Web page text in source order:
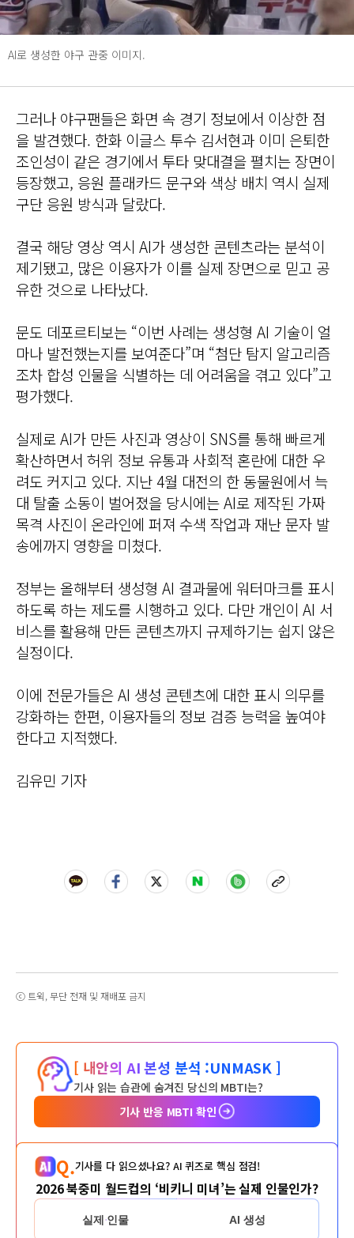
AI로 생성한 야구 관중 이미지.
그러나 야구팬들은 화면 속 경기 정보에서 이상한 점
을 발견했다. 한화 이글스 투수 김서현과 이미 은퇴한
조인성이 같은 경기에서 투타 맞대결을 펼치는 장면이
등장했고, 응원 플래카드 문구와 색상 배치 역시 실제
구단 응원 방식과 달랐다.
결국 해당 영상 역시 AI가 생성한 콘텐츠라는 분석이
제기됐고, 많은 이용자가 이를 실제 장면으로 믿고 공
유한 것으로 나타났다.
문도 데포르티보는 “이번 사례는 생성형 AI 기술이 얼
마나 발전했는지를 보여준다”며 “첨단 탐지 알고리즘
조차 합성 인물을 식별하는 데 어려움을 겪고 있다”고
평가했다.
실제로 AI가 만든 사진과 영상이 SNS를 통해 빠르게
확산하면서 허위 정보 유통과 사회적 혼란에 대한 우
려도 커지고 있다. 지난 4월 대전의 한 동물원에서 늑
대 탈출 소동이 벌어졌을 당시에는 AI로 제작된 가짜
목격 사진이 온라인에 퍼져 수색 작업과 재난 문자 발
송에까지 영향을 미쳤다.
정부는 올해부터 생성형 AI 결과물에 워터마크를 표시
하도록 하는 제도를 시행하고 있다. 다만 개인이 AI 서
비스를 활용해 만든 콘텐츠까지 규제하기는 쉽지 않은
실정이다.
이에 전문가들은 AI 생성 콘텐츠에 대한 표시 의무를
강화하는 한편, 이용자들의 정보 검증 능력을 높여야
한다고 지적했다.
김유민 기자
ⓒ 트윅, 무단 전재 및 재배포 금지
[ 내안의 AI 본성 분석 :UNMASK ]
기사 읽는 습관에 숨겨진 당신의 MBTI는?
기사 반응 MBTI 확인
Q.기사를 다 읽으셨나요? AI 퀴즈로 핵심 점검!
2026 북중미 월드컵의 ‘비키니 미녀’는 실제 인물인가?
실제 인물 AI 생성